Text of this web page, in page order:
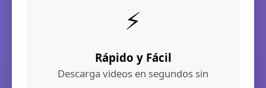
⚡
Rápido y Fácil
Descarga videos en segundos sin